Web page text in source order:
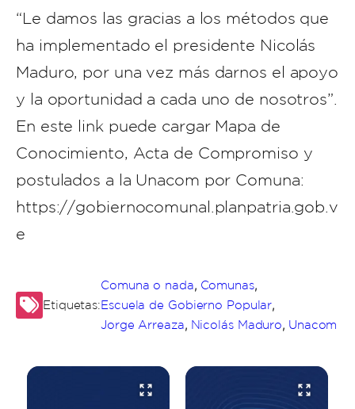
“Le damos las gracias a los métodos que
ha implementado el presidente Nicolás
Maduro, por una vez más darnos el apoyo
y la oportunidad a cada uno de nosotros”.
En este link puede cargar Mapa de
Conocimiento, Acta de Compromiso y
postulados a la Unacom por Comuna:
https://gobiernocomunal.planpatria.gob.v
e
Etiquetas:
Comuna o nada, Comunas,
Escuela de Gobierno Popular,
Jorge Arreaza, Nicolás Maduro, Unacom